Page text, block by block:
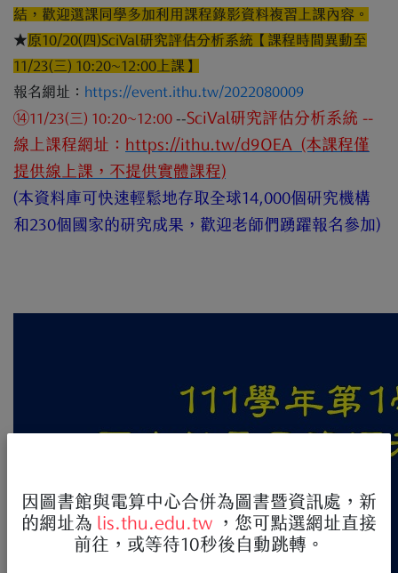
結，歡迎選課同學多加利用課程錄影資料複習上課內容。
★原10/20(四)SciVal研究評估分析系統【課程時間異動至
11/23(三) 10:20~12:00上課】
報名網址： https://event.ithu.tw/2022080009
⑭11/23(三) 10:20~12:00 --SciVal研究評估分析系統 --
線上課程網址： https://ithu.tw/d9OEA (本課程僅
提供線上課，不提供實體課程)
(本資料庫可快速輕鬆地存取全球14,000個研究機構
和230個國家的研究成果，歡迎老師們踴躍報名參加)
因圖書館與電算中心合併為圖書暨資訊處，新
的網址為 lis.thu.edu.tw ，您可點選網址直接
前往，或等待10秒後自動跳轉。